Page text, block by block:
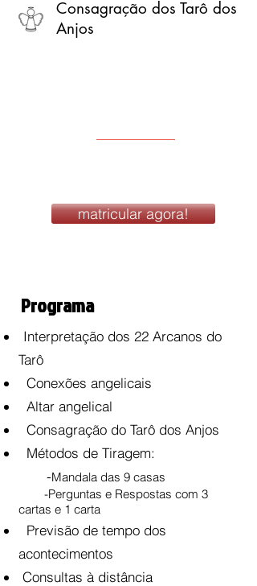
Consagração dos Tarô dos
Anjos
R$ 500,00
matricular agora!
Programa
Interpretação dos 22 Arcanos do
Tarô
Conexões angelicais
Altar angelical
Consagração do Tarô dos Anjos
Métodos de Tiragem:
-Mandala das 9 casa​s
-Perguntas e Respostas com 3
cartas e 1 carta
Previsão de tempo dos
acontecimentos
Consultas à distância